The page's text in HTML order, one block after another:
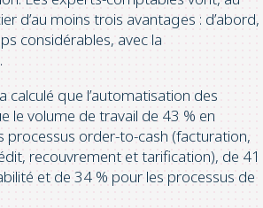
d’au moins trois avantages : d’abord,
considérables, avec la
calculé que l’automatisation des
le volume de travail de 43 % en
processus order-to-cash (facturation,
recouvrement et tarification), de 41
et de 34 % pour les processus de